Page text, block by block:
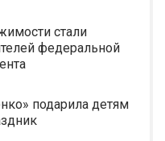
стали
федеральной
подарила детям